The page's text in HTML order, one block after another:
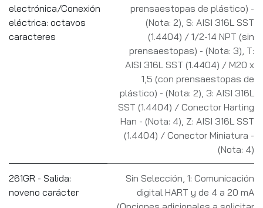
electrónica/Conexión
eléctrica: octavos
caracteres
prensaestopas de plástico) -
(Nota: 2) S: AISI 316L SST
(1.4404) / 1/2-14 NPT (sin
prensaestopas) - (Nota: 3) T:
AISI 316L SST (1.4404) / M20 x
1,5 (con prensaestopas de
plástico) - (Nota: 2) 3: AISI 316L
SST (1.4404) / Conector Harting
Han - (Nota: 4) Z: AISI 316L SST
(1.4404) / Conector Miniatura -
(Nota: 4)
261GR - Salida:
noveno carácter
Sin Selección 1: Comunicación
digital HART y de 4 a 20 mA